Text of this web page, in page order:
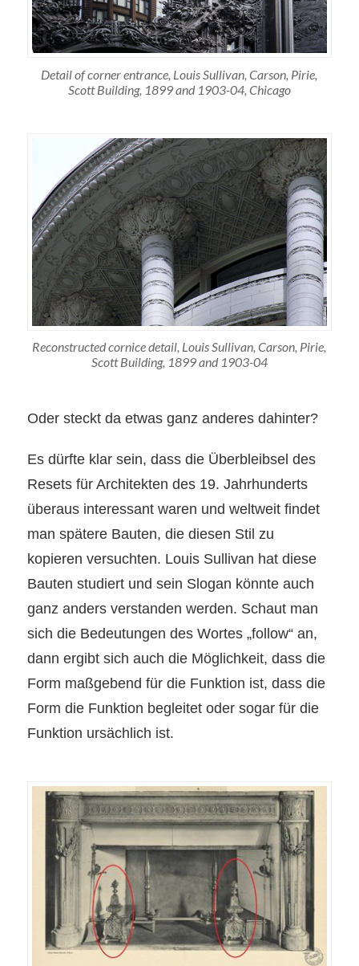
Detail of corner entrance, Louis Sullivan, Carson, Pirie,
Scott Building, 1899 and 1903-04, Chicago
Reconstructed cornice detail, Louis Sullivan, Carson, Pirie,
Scott Building, 1899 and 1903-04
Oder steckt da etwas ganz anderes dahinter?
Es dürfte klar sein, dass die Überbleibsel des
Resets für Architekten des 19. Jahrhunderts
überaus interessant waren und weltweit findet
man spätere Bauten, die diesen Stil zu
kopieren versuchten. Louis Sullivan hat diese
Bauten studiert und sein Slogan könnte auch
ganz anders verstanden werden. Schaut man
sich die Bedeutungen des Wortes „follow“ an,
dann ergibt sich auch die Möglichkeit, dass die
Form maßgebend für die Funktion ist, dass die
Form die Funktion begleitet oder sogar für die
Funktion ursächlich ist.